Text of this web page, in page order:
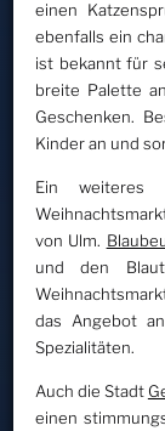
einen
ebenfalls ein
ist bekannt für
breite Palette
Geschenken.
Kinder an und
Ein
von Ulm.
und den
das Angebot
Spezialitäten.
Auch die Stadt
einen